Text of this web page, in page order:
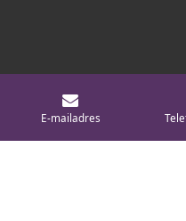
© 2019 - 2026 Behoudvanoud
Powered byJouwWeb
E-mailadres